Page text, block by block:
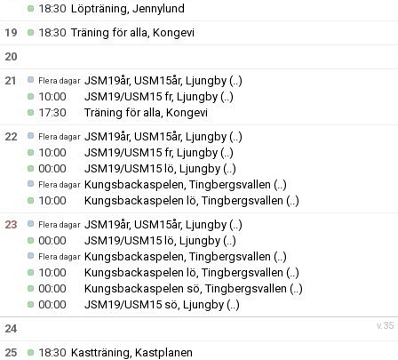
18:30 Löpträning, Jennylund
19
18:30Träning för alla, Kongevi
20
21
Flera dagar JSM19år, USM15år, Ljungby (..)
10:00
JSM19/USM15 fr, Ljungby (..)
17:30
Träning för alla, Kongevi
22
Flera dagar JSM19år, USM15år, Ljungby (..)
10:00
JSM19/USM15 fr, Ljungby (..)
00:00
JSM19/USM15 lö, Ljungby (..)
Flera dagar Kungsbackaspelen, Tingbergsvallen (..)
10:00
Kungsbackaspelen lö, Tingbergsvallen (..)
23
Flera dagar JSM19år, USM15år, Ljungby (..)
00:00
JSM19/USM15 lö, Ljungby (..)
Flera dagar Kungsbackaspelen, Tingbergsvallen (..)
10:00
Kungsbackaspelen lö, Tingbergsvallen (..)
00:00
Kungsbackaspelen sö, Tingbergsvallen (..)
00:00
JSM19/USM15 sö, Ljungby (..)
v.35
24
25
18:30 Kastträning, Kastplanen